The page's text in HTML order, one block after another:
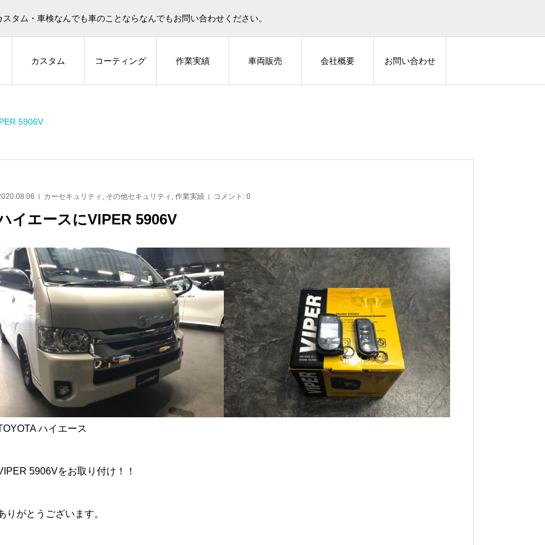
タム・車検なんでも車のことならなんでもお問い合わせください。
カスタム コーティング 作業実績 車両販売 会社概要 お問い合わせ
5906V
カーセキュリティ , その他セキュリティ , 作業実績 コメント: 0
イエースにVIPER 5906V
ハイエース
5906Vをお取り付け！！
りがとうございます。
ーザー300 に セキュ
30アルファード に フロントスピ
ーカー
メルセデスベンツ W463にレー
ダー探知機
メルセデスベンツ W213にアン
ビエントライトなど